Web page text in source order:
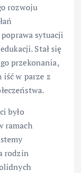
rozwoju
sytuacji
Stał się
przekonania,
w parze z
było
ramach
rodzin